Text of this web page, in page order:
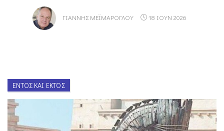
ΓΙΆΝΝΗΣ ΜΕΪΜΆΡΟΓΛΟΥ 18 ΙΟΥΝ 2026
ΕΝΤΌΣ ΚΑΙ ΕΚΤΌΣ